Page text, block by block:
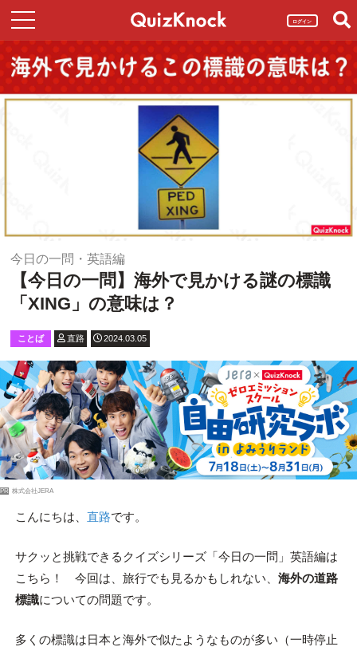
ログイン
今日の一問・英語編
【今日の一問】海外で見かける謎の標識
「XING」の意味は？
ことば 直路 2024.03.05
PR 株式会社JERA
こんにちは、 直路です。
サクッと挑戦できるクイズシリーズ「今日の一問」英語編は
こちら！ 今回は、旅行でも見るかもしれない、 海外の道路
標識についての問題です。
多くの標識は日本と海外で似たようなものが多い（一時停止